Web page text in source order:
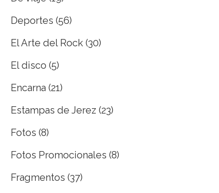
Deportes (56)
El Arte del Rock (30)
El disco (5)
Encarna (21)
Estampas de Jerez (23)
Fotos (8)
Fotos Promocionales (8)
Fragmentos (37)